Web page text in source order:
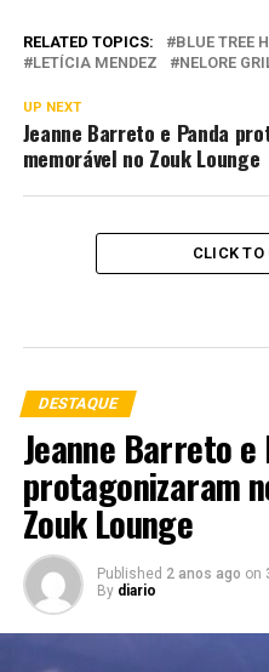
RELATED TOPICS: BLUE TREE
LETÍCIA MENDEZ
NELORE
UP NEXT
Jeanne Barreto e Panda
memorável no Zouk Lounge
CLICK
DESTAQUE
Jeanne Barreto e
protagonizaram
Zouk Lounge
Published 2 anos ago on
By diario